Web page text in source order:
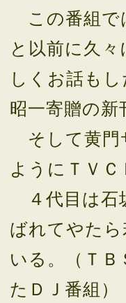
この番組で
と以前に久
しくお話も
昭一寄贈の
そして黄門
ようにＴＶ
４代目は石
ばれてやた
いる。（Ｔ
たＤＪ番組）